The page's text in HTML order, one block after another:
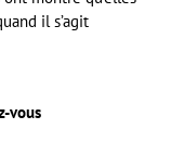
il s’agit
vous